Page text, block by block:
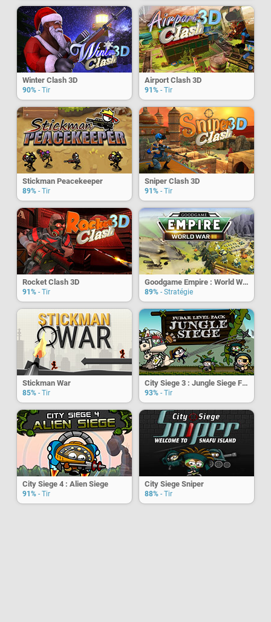
Winter Clash 3D
90% - Tir
Airport Clash 3D
91% - Tir
Stickman Peacekeeper
89% - Tir
Sniper Clash 3D
91% - Tir
Rocket Clash 3D
91% - Tir
Goodgame Empire : World War 3
89% - Stratégie
Stickman War
85% - Tir
City Siege 3 : Jungle Siege Fubar Pack
93% - Tir
City Siege 4 : Alien Siege
91% - Tir
City Siege Sniper
88% - Tir